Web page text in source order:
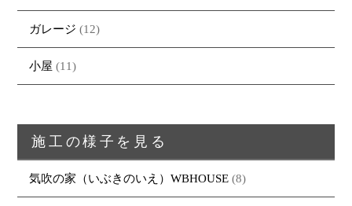
ガレージ (12)
小屋 (11)
施工の様子を見る
気吹の家（いぶきのいえ）WBHOUSE (8)
トップページ 商品紹介 家（施工事例一覧）